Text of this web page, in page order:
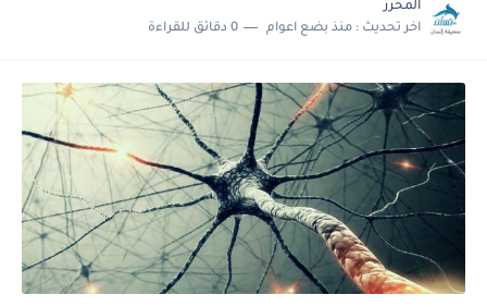
المحرر
اخر تحديث : منذ بضع اعوام 0 دقائق للقراءة